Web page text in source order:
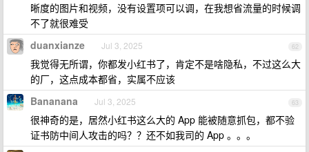
晰度的图片和视频，没有设置项可以调，在我想省流量的时候调
不了就很难受
62
duanxianze Jul 3, 2025
我觉得无所谓，你都发小红书了，肯定不是啥隐私，不过这么大
的厂，这点成本都省，实属不应该
63
Bananana Jul 3, 2025
很神奇的是，居然小红书这么大的 App 能被随意抓包，都不验
证书防中间人攻击的吗？？还不如我司的 App 。。。